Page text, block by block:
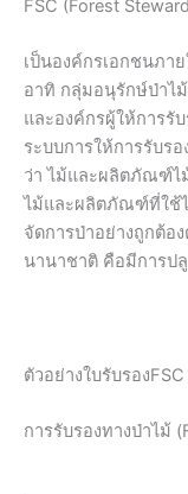
FSC (Forest
เป็นองค์กรเอกชนภา
อาทิ กลุ่มอนุรักษ์ป่าไ
และองค์กรผู้ให้การรั
ระบบการให้การรับร
ว่า ไม้และผลิตภัณฑ์ไ
ไม้และผลิตภัณฑ์ที่ใช้
จัดการป่าอย่างถูกต้อ
นานาชาติ คือมีการป
ตัวอย่างใบรับรองFSC
การรับรองทางป่าไม้